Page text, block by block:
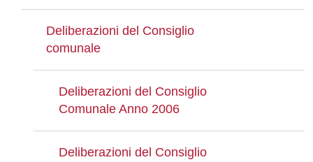
Deliberazioni del Consiglio
comunale
Deliberazioni del Consiglio
Comunale Anno 2006
Deliberazioni del Consiglio